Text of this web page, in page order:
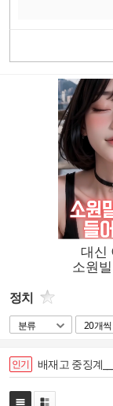
정치
분류 20개씩
인기